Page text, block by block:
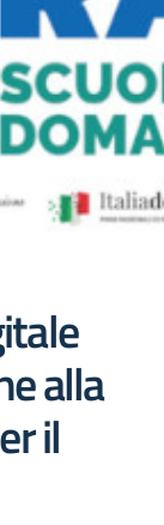
alla
il